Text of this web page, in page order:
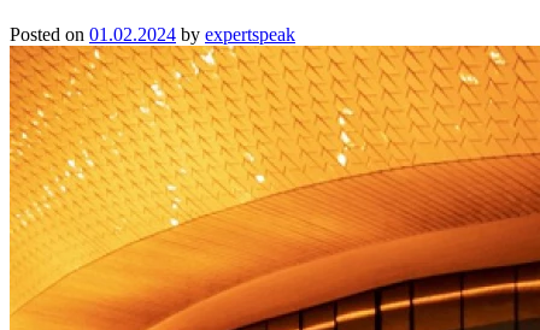
Posted on 01.02.2024 by expertspeak